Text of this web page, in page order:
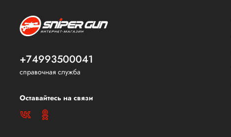
+74993500041
справочная служба
Оставайтесь на связи